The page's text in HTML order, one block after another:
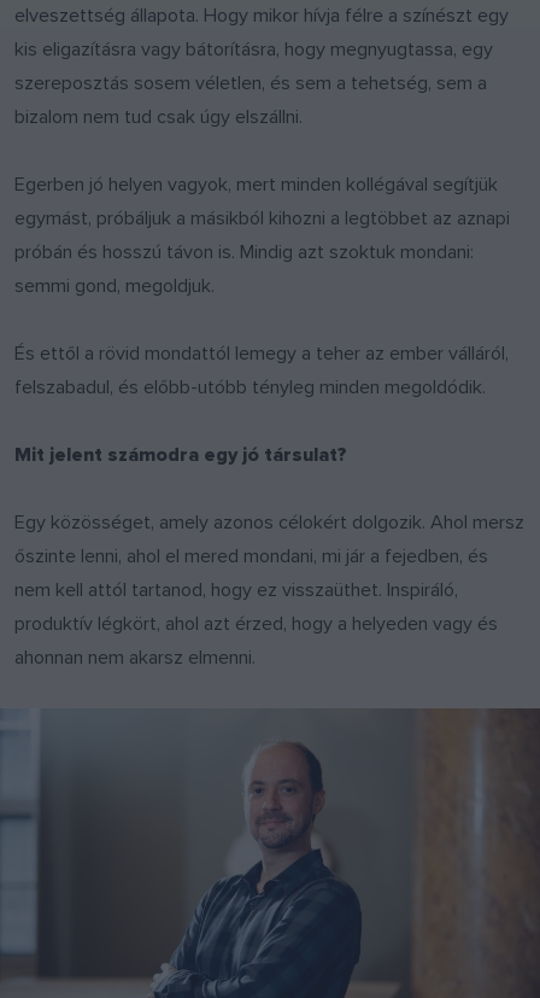
elveszettség állapota. Hogy mikor hívja félre a színészt egy
kis eligazításra vagy bátorításra, hogy megnyugtassa, egy
szereposztás sosem véletlen, és sem a tehetség, sem a
bizalom nem tud csak úgy elszállni.
Egerben jó helyen vagyok, mert minden kollégával segítjük
egymást, próbáljuk a másikból kihozni a legtöbbet az aznapi
próbán és hosszú távon is. Mindig azt szoktuk mondani:
semmi gond, megoldjuk.
És ettől a rövid mondattól lemegy a teher az ember válláról,
felszabadul, és előbb-utóbb tényleg minden megoldódik.
Mit jelent számodra egy jó társulat?
Egy közösséget, amely azonos célokért dolgozik. Ahol mersz
őszinte lenni, ahol el mered mondani, mi jár a fejedben, és
nem kell attól tartanod, hogy ez visszaüthet. Inspiráló,
produktív légkört, ahol azt érzed, hogy a helyeden vagy és
ahonnan nem akarsz elmenni.